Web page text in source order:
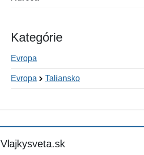
Kategórie
Evropa
Evropa Taliansko
Vlajkysveta.sk